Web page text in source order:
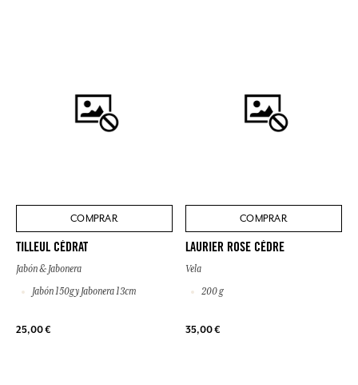
COMPRAR
TILLEUL CÉDRAT
Jabón & Jabonera
Jabón 150g y Jabonera 13cm
25,00 €
COMPRAR
LAURIER ROSE CÈDRE
Vela
200 g
35,00 €